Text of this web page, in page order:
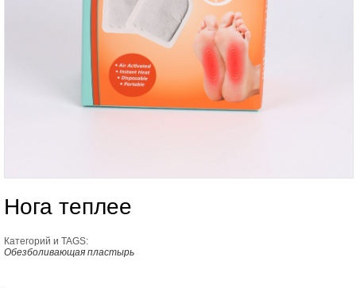
Нога теплее
Категорий и TAGS:
Обезболивающая пластырь